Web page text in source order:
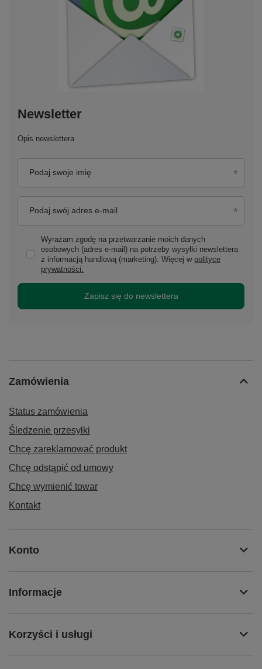
Newsletter
Opis newslettera
Podaj swoje imię
Podaj swój adres e-mail
Wyrażam zgodę na przetwarzanie moich danych
osobowych (adres e-mail) na potrzeby wysyłki newslettera
z informacją handlową (marketing). Więcej w polityce
prywatności.
Zapisz się do newslettera
Zamówienia
Status zamówienia
Śledzenie przesyłki
Chcę zareklamować produkt
Chcę odstąpić od umowy
Chcę wymienić towar
Kontakt
Konto
Informacje
Korzyści i usługi